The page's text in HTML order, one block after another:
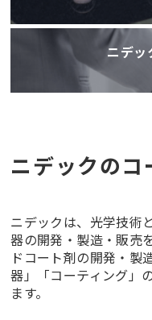
ニデッ
ニデックのコ
ニデックは、光学技術
器の開発・製造・販売
ドコート剤の開発・製
器」「コーティング」
ます。